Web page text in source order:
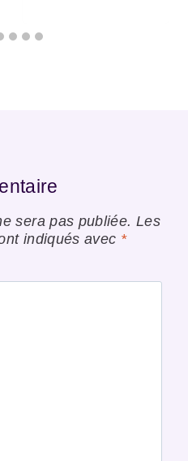
sera pas publiée. Les
indiqués avec *